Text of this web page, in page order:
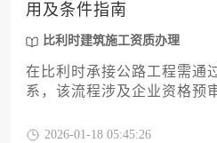
用及条件指南
比利时建筑施工资质办理
在比利时承接公路工程需通
系，该流程涉及企业资格预
路施工总承包资质意味着企
2026-01-18 05:45:26